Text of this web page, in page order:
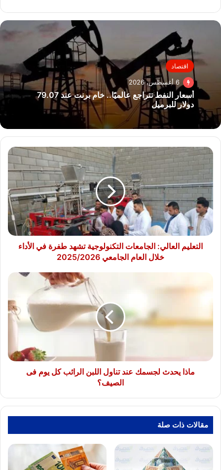
اقتصاد
6 أغسطس، 2026
أسعار النفط تتراجع عالميًا.. خام برنت عند 79.07
دولار للبرميل
التعليم
الجامعات
التكنولوجية
تشهد
طفرة
في
الأداء
خلال
العامالتعليم العالي: الجامعات التكنولوجية تشهد طفرة في الأداء
خلال العام الجامعي 2025/2026
تناول
اللبن
يوم
ماذا يحدث لجسمك عند تناول اللبن الرائب كل يوم فى
الصيف؟
مقالات ذات صلة